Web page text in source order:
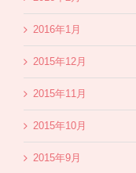
2016年1月
2015年12月
2015年11月
2015年10月
2015年9月